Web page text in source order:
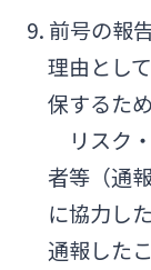
9. 前号の報
理由とし
保するた
リスク
者等（通
に協力し
通報した